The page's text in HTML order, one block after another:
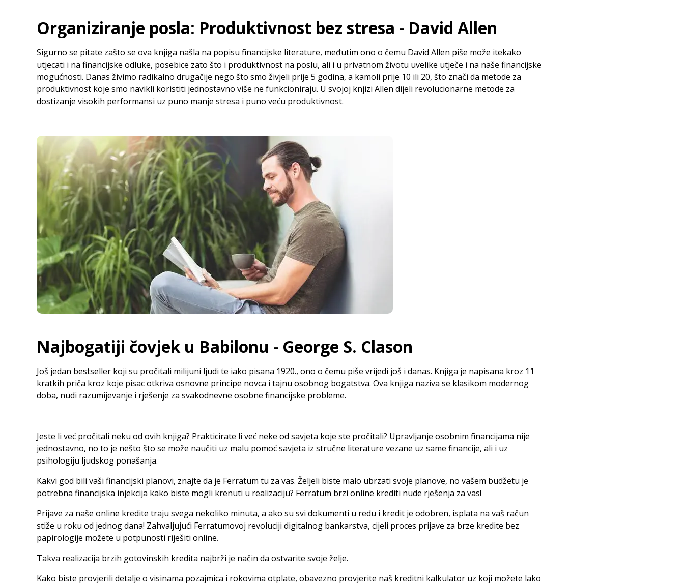
Organiziranje posla: Produktivnost bez stresa - David Allen
Sigurno se pitate zašto se ova knjiga našla na popisu financijske literature, međutim ono o čemu David Allen piše može itekako
utjecati i na financijske odluke, posebice zato što i produktivnost na poslu, ali i u privatnom životu uvelike utječe i na naše financijske
mogućnosti. Danas živimo radikalno drugačije nego što smo živjeli prije 5 godina, a kamoli prije 10 ili 20, što znači da metode za
produktivnost koje smo navikli koristiti jednostavno više ne funkcioniraju. U svojoj knjizi Allen dijeli revolucionarne metode za
dostizanje visokih performansi uz puno manje stresa i puno veću produktivnost.
Najbogatiji čovjek u Babilonu - George S. Clason
Još jedan bestseller koji su pročitali milijuni ljudi te iako pisana 1920., ono o čemu piše vrijedi još i danas. Knjiga je napisana kroz 11
kratkih priča kroz koje pisac otkriva osnovne principe novca i tajnu osobnog bogatstva. Ova knjiga naziva se klasikom modernog
doba, nudi razumijevanje i rješenje za svakodnevne osobne financijske probleme.
Jeste li već pročitali neku od ovih knjiga? Prakticirate li već neke od savjeta koje ste pročitali? Upravljanje osobnim financijama nije
jednostavno, no to je nešto što se može naučiti uz malu pomoć savjeta iz stručne literature vezane uz same financije, ali i uz
psihologiju ljudskog ponašanja.
Kakvi god bili vaši financijski planovi, znajte da je Ferratum tu za vas. Željeli biste malo ubrzati svoje planove, no vašem budžetu je
potrebna financijska injekcija kako biste mogli krenuti u realizaciju? Ferratum brzi online krediti nude rješenja za vas!
Prijave za naše online kredite traju svega nekoliko minuta, a ako su svi dokumenti u redu i kredit je odobren, isplata na vaš račun
stiže u roku od jednog dana! Zahvaljujući Ferratumovoj revoluciji digitalnog bankarstva, cijeli proces prijave za brze kredite bez
papirologije možete u potpunosti riješiti online.
Takva realizacija brzih gotovinskih kredita najbrži je način da ostvarite svoje želje.
Kako biste provjerili detalje o visinama pozajmica i rokovima otplate, obavezno provjerite naš kreditni kalkulator uz koji možete lako